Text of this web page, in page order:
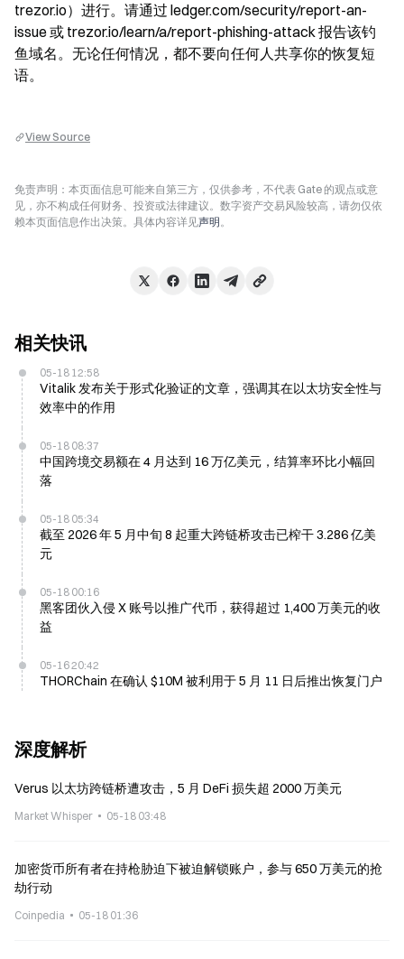
trezor.io）进行。请通过 ledger.com/security/report-an-
issue 或 trezor.io/learn/a/report-phishing-attack 报告该钓
鱼域名。无论任何情况，都不要向任何人共享你的恢复短
语。
View Source
免责声明：本页面信息可能来自第三方，仅供参考，不代表 Gate 的观点或意
见，亦不构成任何财务、投资或法律建议。数字资产交易风险较高，请勿仅依
赖本页面信息作出决策。具体内容详见声明。
相关快讯
05-18 12:58
Vitalik 发布关于形式化验证的文章，强调其在以太坊安全性与
效率中的作用
05-18 08:37
中国跨境交易额在 4 月达到 16 万亿美元，结算率环比小幅回
落
05-18 05:34
截至 2026 年 5 月中旬 8 起重大跨链桥攻击已榨干 3.286 亿美
元
05-18 00:16
黑客团伙入侵 X 账号以推广代币，获得超过 1,400 万美元的收
益
05-16 20:42
THORChain 在确认 $10M 被利用于 5 月 11 日后推出恢复门户
深度解析
Verus 以太坊跨链桥遭攻击，5 月 DeFi 损失超 2000 万美元
Market Whisper 05-18 03:48
加密货币所有者在持枪胁迫下被迫解锁账户，参与 650 万美元的抢
劫行动
Coinpedia 05-18 01:36